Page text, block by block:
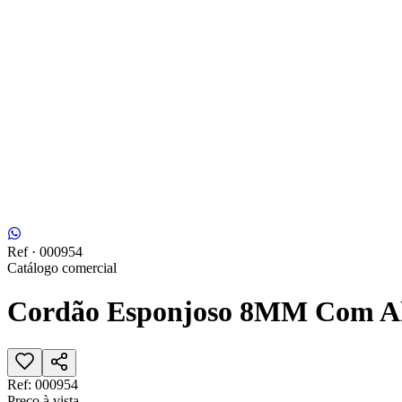
Ref · 000954
Catálogo comercial
Cordão Esponjoso 8MM Com
Ref: 000954